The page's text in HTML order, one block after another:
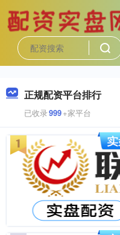
正规配资平台排行
已收录999+家平台